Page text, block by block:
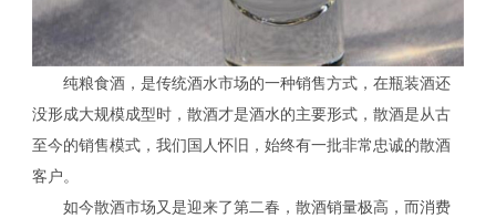
纯粮食酒，是传统酒水市场的一种销售方式，在瓶装酒还
没形成大规模成型时，散酒才是酒水的主要形式，散酒是从古
至今的销售模式，我们国人怀旧，始终有一批非常忠诚的散酒
客户。
如今散酒市场又是迎来了第二春，散酒销量极高，而消费